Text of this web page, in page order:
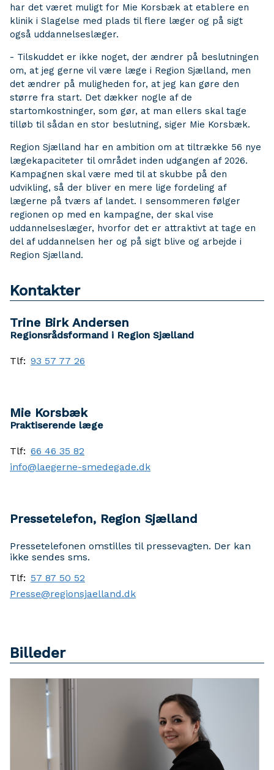
har det været muligt for Mie Korsbæk at etablere en
klinik i Slagelse med plads til flere læger og på sigt
også uddannelseslæger.
- Tilskuddet er ikke noget, der ændrer på beslutningen
om, at jeg gerne vil være læge i Region Sjælland, men
det ændrer på muligheden for, at jeg kan gøre den
større fra start. Det dækker nogle af de
startomkostninger, som gør, at man ellers skal tage
tilløb til sådan en stor beslutning, siger Mie Korsbæk.
Region Sjælland har en ambition om at tiltrække 56 nye
lægekapaciteter til området inden udgangen af 2026.
Kampagnen skal være med til at skubbe på den
udvikling, så der bliver en mere lige fordeling af
lægerne på tværs af landet. I sensommeren følger
regionen op med en kampagne, der skal vise
uddannelseslæger, hvorfor det er attraktivt at tage en
del af uddannelsen her og på sigt blive og arbejde i
Region Sjælland.
Kontakter
Trine Birk Andersen
Regionsrådsformand i Region Sjælland
Tlf: 93 57 77 26
Mie Korsbæk
Praktiserende læge
Tlf: 66 46 35 82
info@laegerne-smedegade.dk
Pressetelefon, Region Sjælland
Pressetelefonen omstilles til pressevagten. Der kan
ikke sendes sms.
Tlf: 57 87 50 52
Presse@regionsjaelland.dk
Billeder